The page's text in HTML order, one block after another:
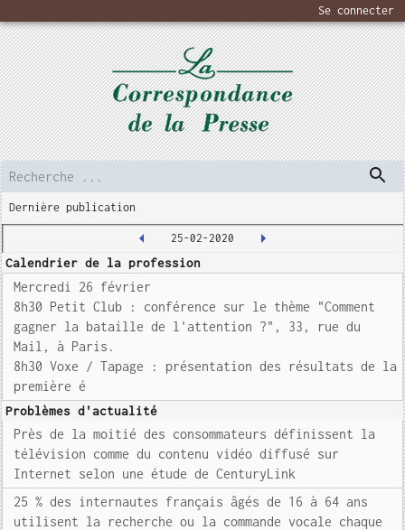
Se connecter
Dernière publication
25-02-2020
Calendrier de la profession
Mercredi 26 février
8h30 Petit Club : conférence sur le thème "Comment
gagner la bataille de l'attention ?", 33, rue du
Mail, à Paris.
8h30 Voxe / Tapage : présentation des résultats de la
première é
Problèmes d'actualité
Près de la moitié des consommateurs définissent la
télévision comme du contenu vidéo diffusé sur
Internet selon une étude de CenturyLink
25 % des internautes français âgés de 16 à 64 ans
utilisent la recherche ou la commande vocale chaque